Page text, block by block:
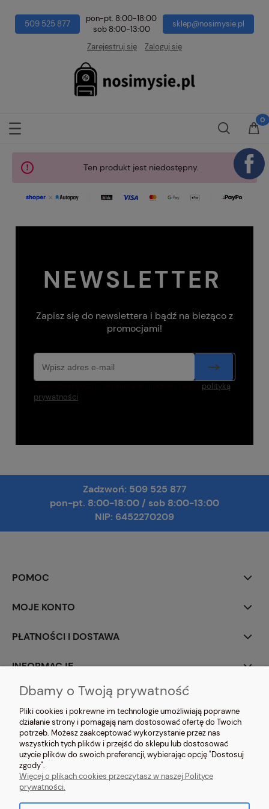
509 525 877
pon-pt. 8:00-18:00
sob 8:00-13:00
sklep@nosimysie.pl
Zarejestruj się Zaloguj się
Ten produkt jest niedostępny.
NEWSLETTER
Zapisz się do newslettera i bądź na bieżąco z
promocjami!
polityką
prywatności
Zadzwoń: 509 525 877
pon-pt. 8:00-18:00 / sob 8:00-13:00
NIP: 6452270209
POMOC
MOJE KONTO
PŁATNOŚCI I DOSTAWA
INFORMACJE
O NAS
NOSIMYSIE.PL Sylwia Kiołbasa | ul. Głowackiego 2, 42-690 Tworóg | NIP:
6452270209 | tel.509 525 877| e-mail:sklep@nosimysie.pl
Dbamy o Twoją prywatność
Pliki cookies i pokrewne im technologie umożliwiają poprawne
działanie strony i pomagają nam dostosować ofertę do Twoich
potrzeb. Możesz zaakceptować wykorzystanie przez nas
wszystkich tych plików i przejść do sklepu lub dostosować
użycie plików do swoich preferencji, wybierając opcję "Dostosuj
zgody".
Więcej o plikach cookies przeczytasz w naszej Polityce
prywatności.